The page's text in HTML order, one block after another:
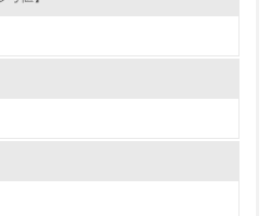
ムを導入している